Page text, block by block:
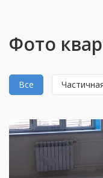
Фото
Все